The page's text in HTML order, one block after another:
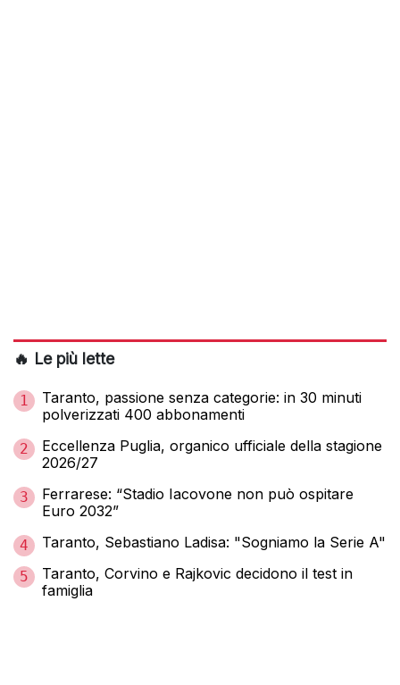
🔥 Le più lette
1
Taranto, passione senza categorie: in 30 minuti
polverizzati 400 abbonamenti
2
Eccellenza Puglia, organico ufficiale della stagione
2026/27
3
Ferrarese: “Stadio Iacovone non può ospitare
Euro 2032”
4 Taranto, Sebastiano Ladisa: "Sogniamo la Serie A"
5
Taranto, Corvino e Rajkovic decidono il test in
famiglia